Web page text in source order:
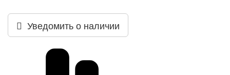
Уведомить о наличии